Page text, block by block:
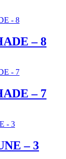
– 8
– 7
– 3